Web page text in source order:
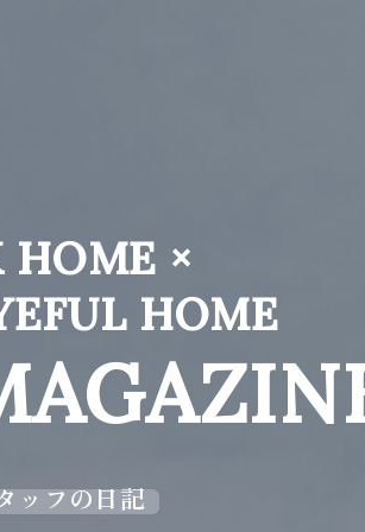
HOME ×
HOME
ッフの日記